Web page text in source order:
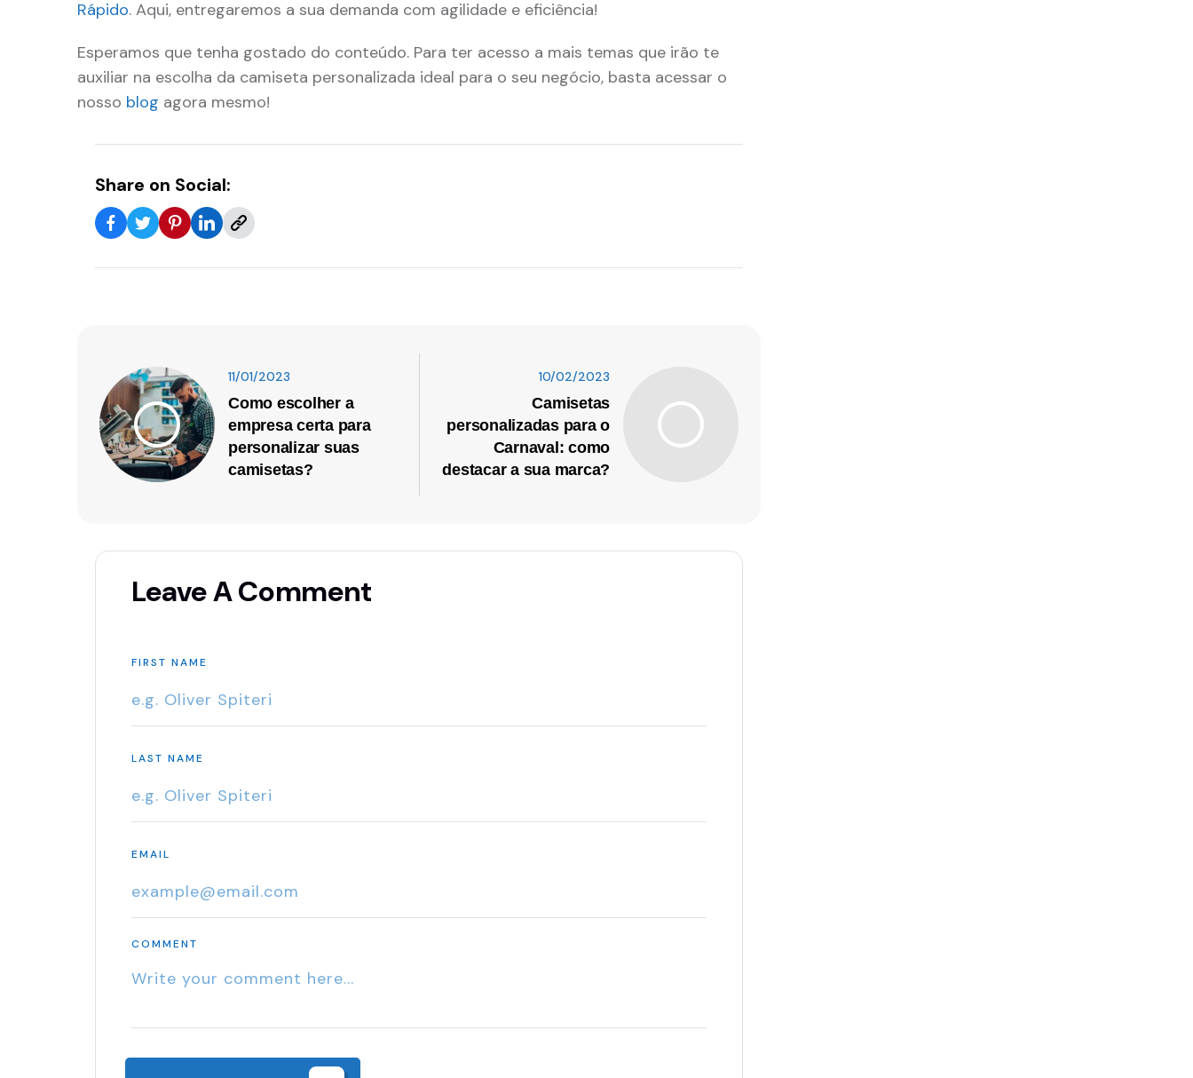
Rápido. Aqui, entregaremos a sua demanda com agilidade e eficiência!
Esperamos que tenha gostado do conteúdo. Para ter acesso a mais temas que irão te
auxiliar na escolha da camiseta personalizada ideal para o seu negócio, basta acessar o
nosso blog agora mesmo!
Share on Social:
11/01/2023
Como escolher a
empresa certa para
personalizar suas
camisetas?
10/02/2023
Camisetas
personalizadas para o
Carnaval: como
destacar a sua marca?
Leave A Comment
FIRST NAME
LAST NAME
EMAIL
COMMENT